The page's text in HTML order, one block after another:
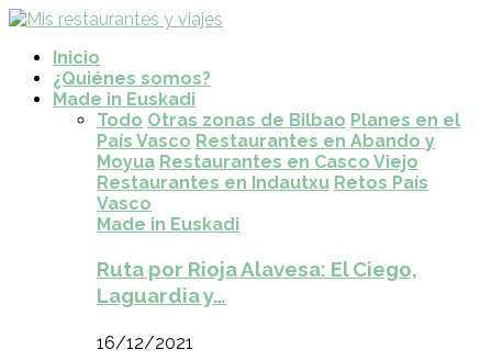
Inicio
¿Quiénes somos?
Made in Euskadi
Todo Otras zonas de Bilbao Planes en el
País Vasco Restaurantes en Abando y
Moyua Restaurantes en Casco Viejo
Restaurantes en Indautxu Retos País
Vasco
Made in Euskadi
Ruta por Rioja Alavesa: El Ciego,
Laguardia y…
16/12/2021